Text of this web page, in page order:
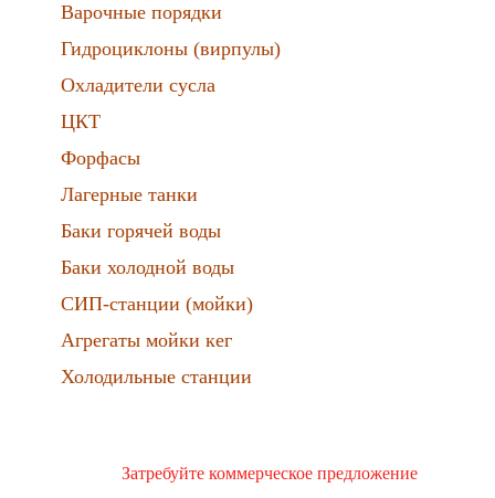
Варочные порядки
Гидроциклоны (вирпулы)
Охладители сусла
ЦКТ
Форфасы
Лагерные танки
Баки горячей воды
Баки холодной воды
СИП-станции (мойки)
Агрегаты мойки кег
Холодильные станции
Затребуйте коммерческое предложение